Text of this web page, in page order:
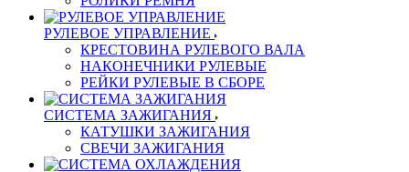
РУЛЕВОЕ УПРАВЛЕНИЕ
КРЕСТОВИНА РУЛЕВОГО ВАЛА
НАКОНЕЧНИКИ РУЛЕВЫЕ
РЕЙКИ РУЛЕВЫЕ В СБОРЕ
СИСТЕМА ЗАЖИГАНИЯ
КАТУШКИ ЗАЖИГАНИЯ
СВЕЧИ ЗАЖИГАНИЯ